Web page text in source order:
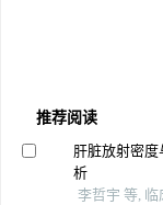
推荐阅读
肝脏放射密
析
李哲宇 等, 临